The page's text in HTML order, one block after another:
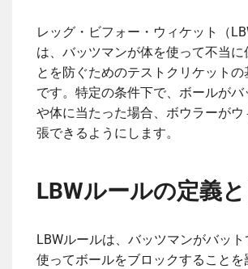
レッグ・ビフォー・ウィケット（
は、バッツマンが体を使って不当に
とを防ぐためのテストクリケット
です。特定の条件下で、ボールがバ
や体に当たった場合、ボウラーがウ
張できるようにします。
LBWルールの定義
LBWルールは、バッツマンがバッ
使ってボールをブロックすることを